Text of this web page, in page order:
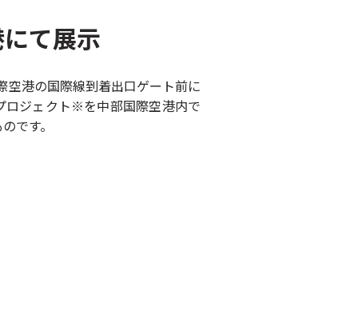
て展示
空港の国際線到着出口ゲート前に
ロジェクト※を中部国際空港内で
です。